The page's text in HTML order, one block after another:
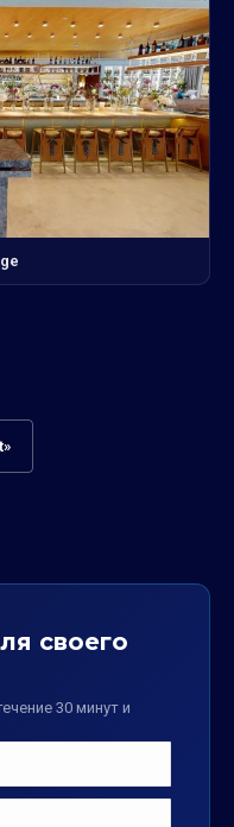
своего
30 минут и